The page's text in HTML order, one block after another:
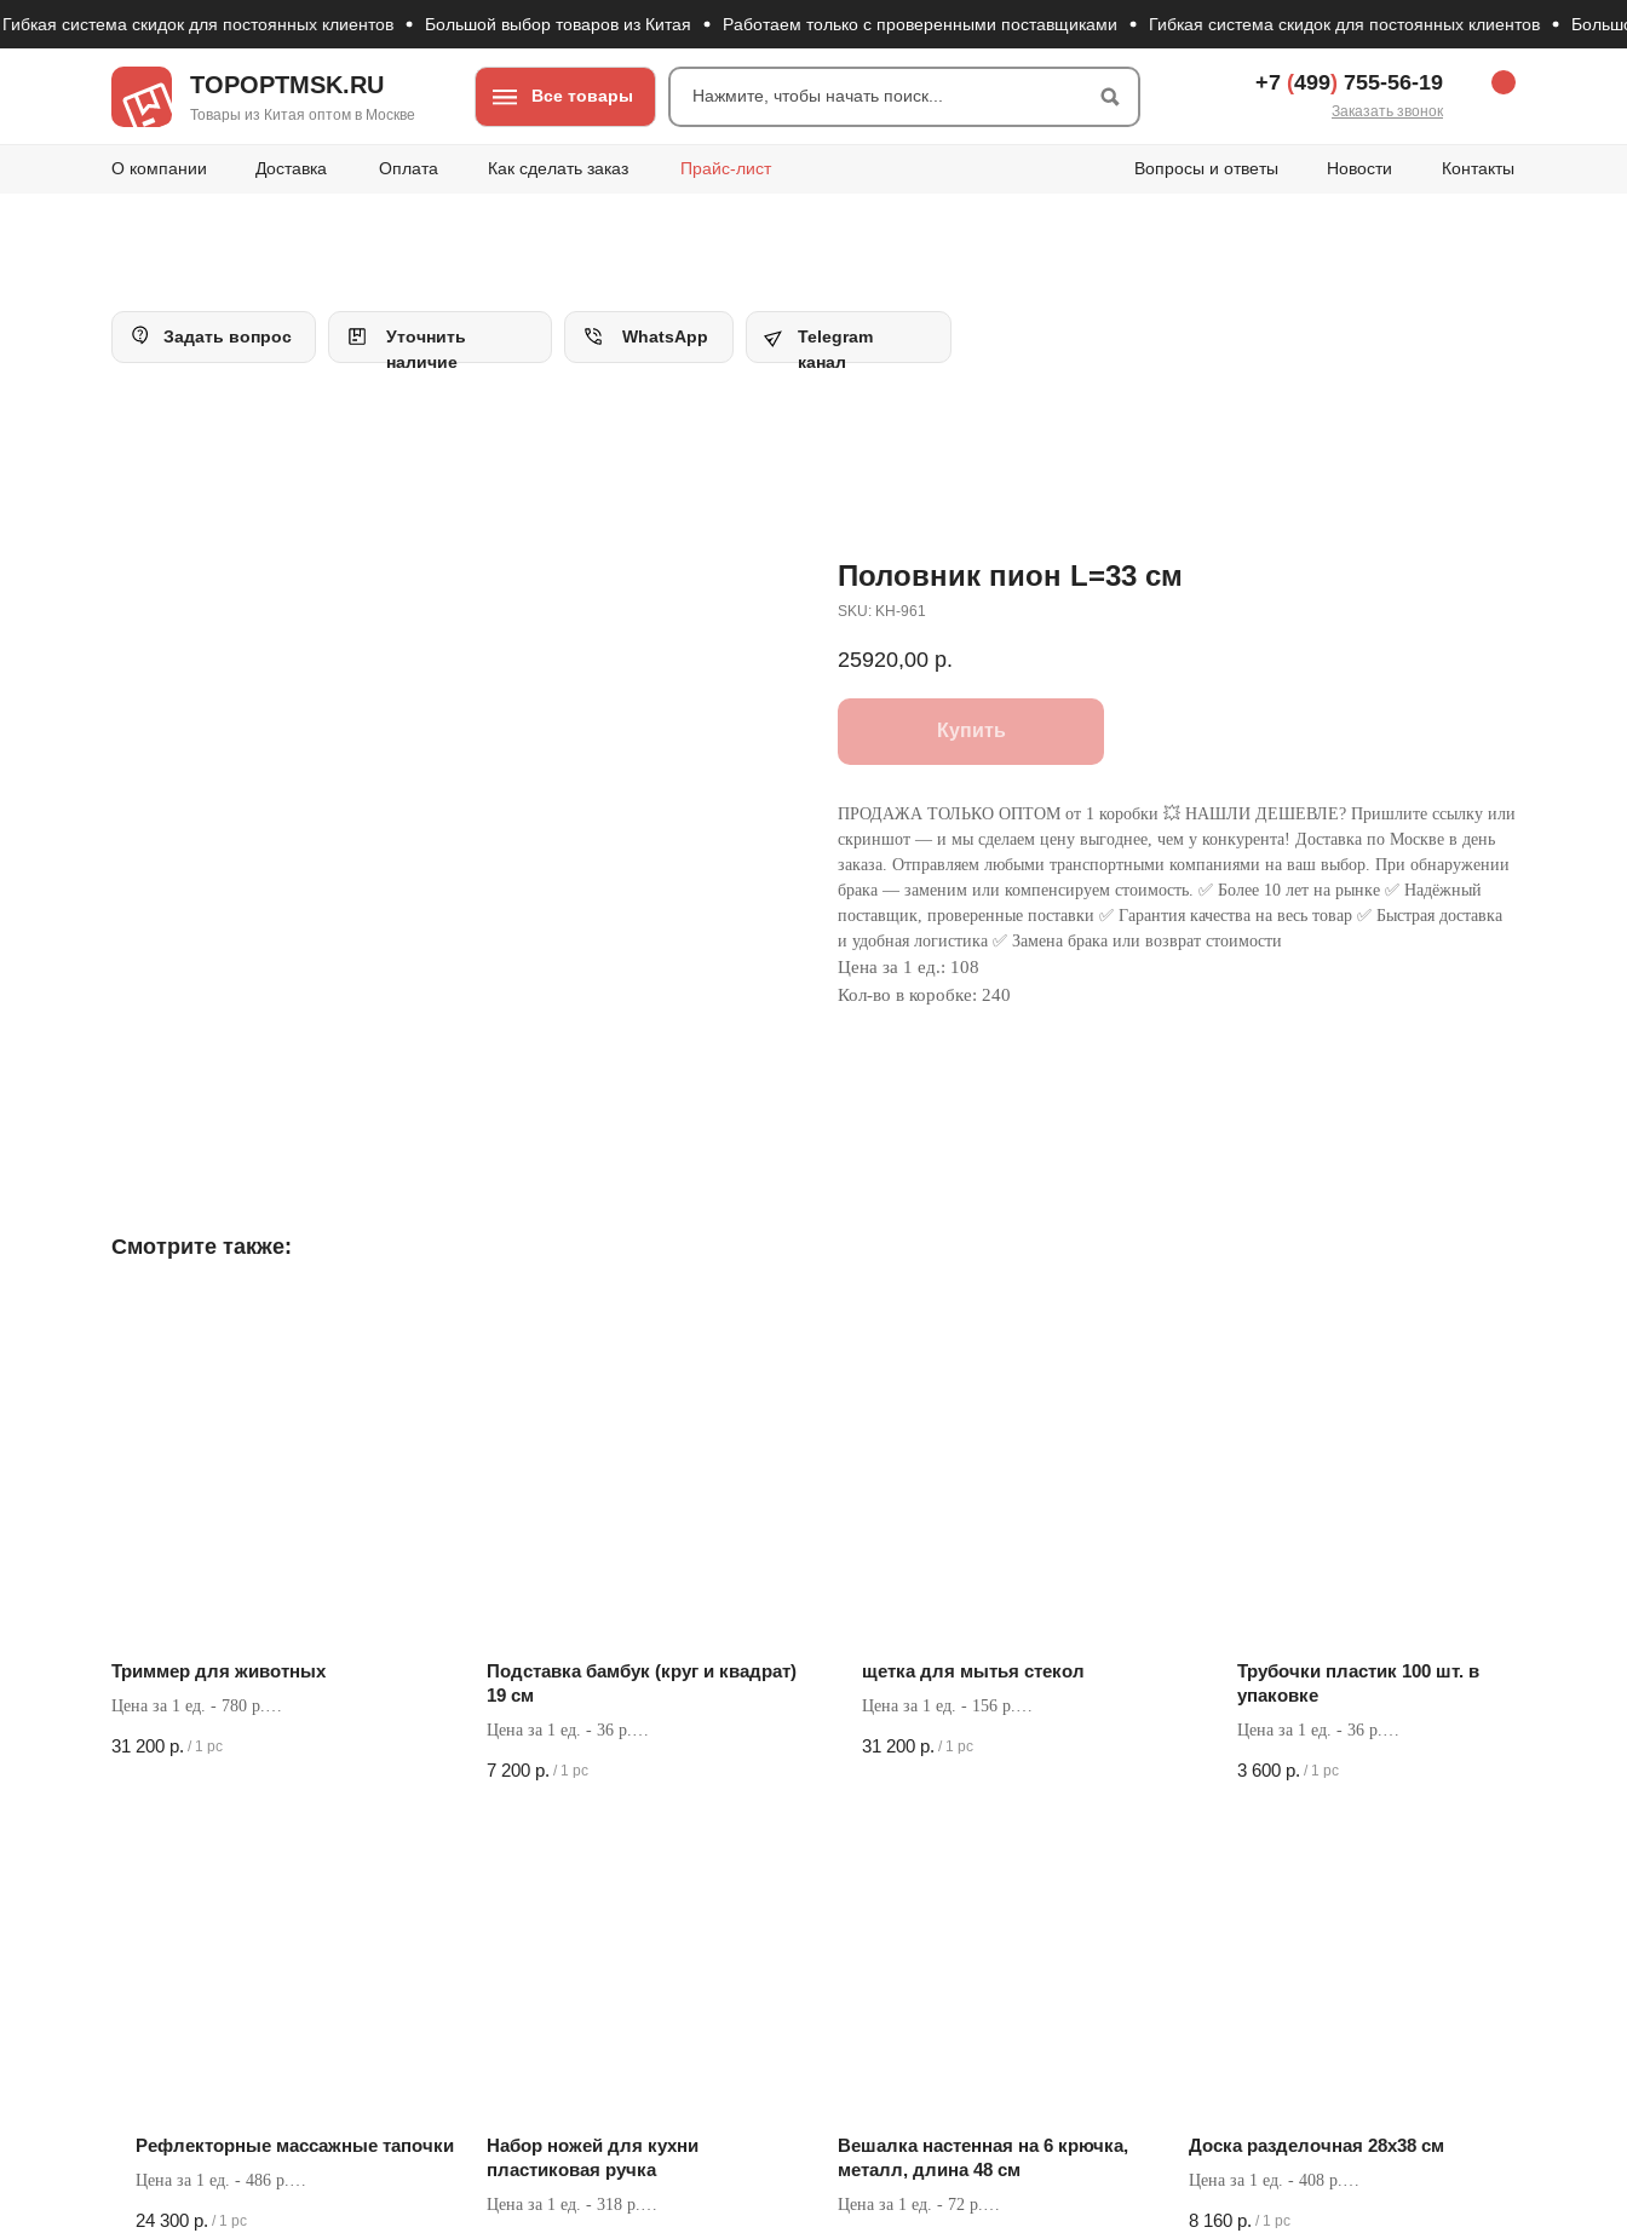
система скидок для постоянных клиентов Большой выбор товаров из Китая Работаем только с проверенными поставщиками Гибкая система скидок для постоянных клиентов Большой
TOPOPTMSK.RU
Товары из Китая оптом в Москве
Нажмите, чтобы начать поиск...
Все товары
+7 (499) 755-56-19
Заказать звонок
О компании Доставка Оплата Как сделать заказ Вопросы и ответы Новости Контакты
Прайс-лист
Уточнить
наличие
Задать вопрос WhatsApp
Telegram
канал
Половник пион L=33 см
SKU: KH-961
25920,00 р.
Купить
ПРОДАЖА ТОЛЬКО ОПТОМ от 1 коробки 💥 НАШЛИ ДЕШЕВЛЕ? Пришлите ссылку или
скриншот — и мы сделаем цену выгоднее, чем у конкурента! Доставка по Москве в день
заказа. Отправляем любыми транспортными компаниями на ваш выбор. При обнаружении
брака — заменим или компенсируем стоимость. ✅ Более 10 лет на рынке ✅ Надёжный
поставщик, проверенные поставки ✅ Гарантия качества на весь товар ✅ Быстрая доставка
и удобная логистика ✅ Замена брака или возврат стоимости
Цена за 1 ед.: 108
Кол-во в коробке: 240
Смотрите также:
Триммер для животных
Цена за 1 ед. - 780 р.
31 200 р. / 1 pc
Подставка бамбук (круг и квадрат)
19 см
Цена за 1 ед. - 36 р.
7 200 р. / 1 pc
щетка для мытья стекол
Цена за 1 ед. - 156 р.
31 200 р. / 1 pc
Трубочки пластик 100 шт. в
упаковке
Цена за 1 ед. - 36 р.
3 600 р. / 1 pc
Рефлекторные массажные тапочки
Цена за 1 ед. - 486 р.
24 300 р. / 1 pc
Набор ножей для кухни
пластиковая ручка
Цена за 1 ед. - 318 р.
Вешалка настенная на 6 крючка,
металл, длина 48 см
Цена за 1 ед. - 72 р.
Доска разделочная 28х38 см
Цена за 1 ед. - 408 р.
8 160 р. / 1 pc